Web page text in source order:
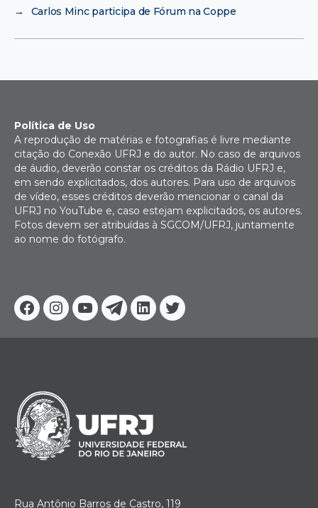
→
Carlos Minc participa de Fórum na Coppe
Facebook
Instagram
YoutubeTelegram
Linkedin
Twitter
Política de Uso
A reprodução de matérias e fotografias é livre mediante
citação do Conexão UFRJ e do autor. No caso de arquivos
de áudio, deverão constar os créditos da Rádio UFRJ e,
em sendo explicitados, dos autores. Para uso de arquivos
de vídeo, esses créditos deverão mencionar o canal da
UFRJ no YouTube e, caso estejam explicitados, os autores.
Fotos devem ser atribuídas à SGCOM/UFRJ, juntamente
ao nome do fotógrafo.
Rua Antônio Barros de Castro, 119